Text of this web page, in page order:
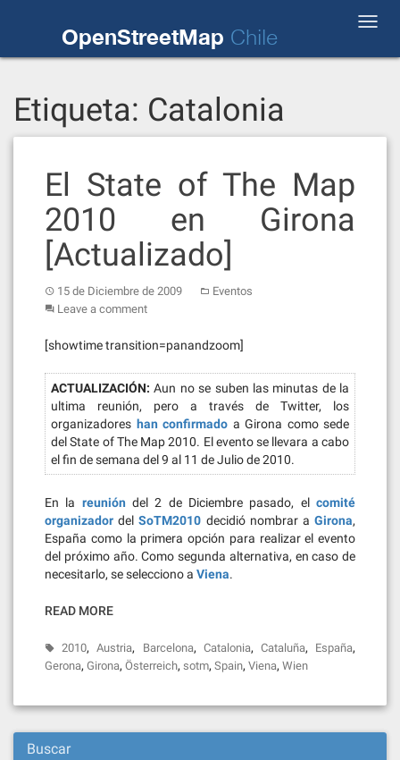
OpenStreetMap Chile
Etiqueta: Catalonia
El State of The Map
2010 en Girona
[Actualizado]
15 de Diciembre de 2009
Eventos
Leave a comment
[showtime transition=panandzoom]
ACTUALIZACIÓN: Aun no se suben las minutas de la
ultima reunión, pero a través de Twitter, los
organizadores han confirmado a Girona como sede
del State of The Map 2010. El evento se llevara a cabo
el fin de semana del 9 al 11 de Julio de 2010.
En la reunión del 2 de Diciembre pasado, elcomité
organizador delSoTM2010 decidió nombrar aGirona,
España como la primera opción para realizar el evento
del próximo año. Como segunda alternativa, en caso de
necesitarlo, se selecciono a Viena.
READ MORE
2010,Austria, Barcelona, Catalonia, Cataluña, España,
Gerona, Girona, Österreich, sotm, Spain, Viena, Wien
Buscar